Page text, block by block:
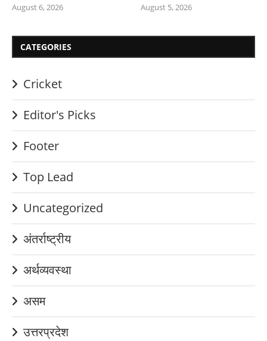
August 6, 2026 August 5, 2026
CATEGORIES
Cricket
Editor's Picks
Footer
Top Lead
Uncategorized
अंतर्राष्ट्रीय
अर्थव्यवस्था
असम
उत्तरप्रदेश